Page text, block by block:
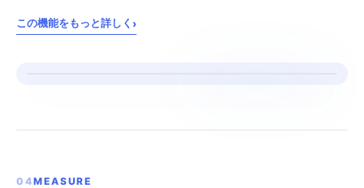
この機能をもっと詳しく ›
04MEASURE